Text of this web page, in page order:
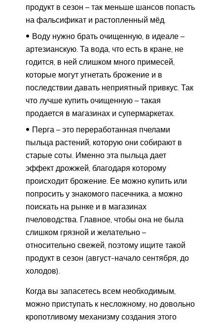
продукт в сезон – так меньше шансов попасть
на фальсификат и растопленный мёд.
Воду нужно брать очищенную, в идеале –
артезианскую. Та вода, что есть в кране, не
годится, в ней слишком много примесей,
которые могут угнетать брожение и в
последствии давать неприятный привкус. Так
что лучше купить очищенную – такая
продается в магазинах и супермаркетах.
Перга – это переработанная пчелами
пыльца растений, которую они собирают в
старые соты. Именно эта пыльца дает
эффект дрожжей, благодаря которому
происходит брожение. Ее можно купить или
попросить у знакомого пасечника, а можно
поискать на рынке и в магазинах
пчеловодства. Главное, чтобы она не была
слишком грязной и желательно –
относительно свежей, поэтому ищите такой
продукт в сезон (август-начало сентября, до
холодов).
Когда вы запасетесь всем необходимым,
можно приступать к несложному, но довольно
кропотливому механизму создания этого